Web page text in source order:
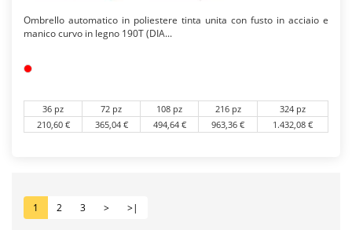
Ombrello automatico in poliestere tinta unita con fusto in acciaio e
manico curvo in legno 190T (DIA...
36 pz 72 pz 108 pz 216 pz
324 pz
210,60 €
365,04 € 494,64 € 963,36 € 1.432,08 €
1 2 3 > >|